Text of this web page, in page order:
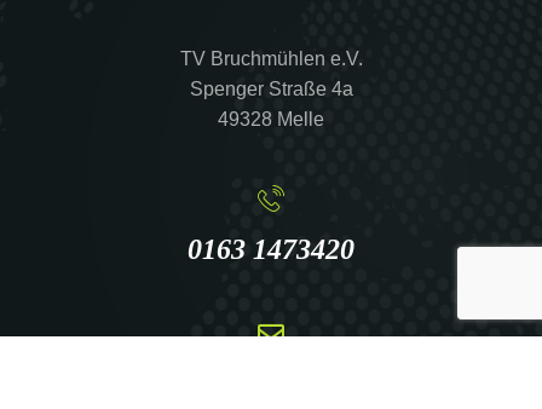
TV Bruchmühlen e.V.
Spenger Straße 4a
49328 Melle
0163 1473420